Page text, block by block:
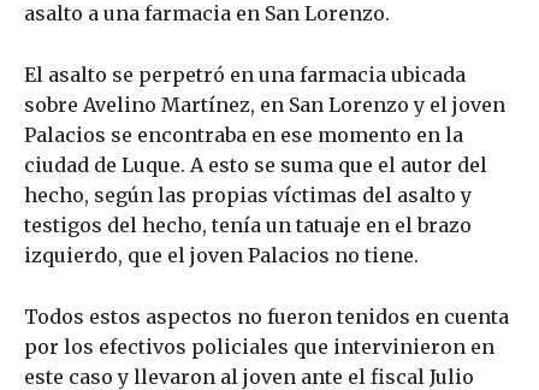
asalto a una farmacia en San Lorenzo.
El asalto se perpetró en una farmacia ubicada
sobre Avelino Martínez, en San Lorenzo y el joven
Palacios se encontraba en ese momento en la
ciudad de Luque. A esto se suma que el autor del
hecho, según las propias víctimas del asalto y
testigos del hecho, tenía un tatuaje en el brazo
izquierdo, que el joven Palacios no tiene.
Todos estos aspectos no fueron tenidos en cuenta
por los efectivos policiales que intervinieron en
este caso y llevaron al joven ante el fiscal Julio